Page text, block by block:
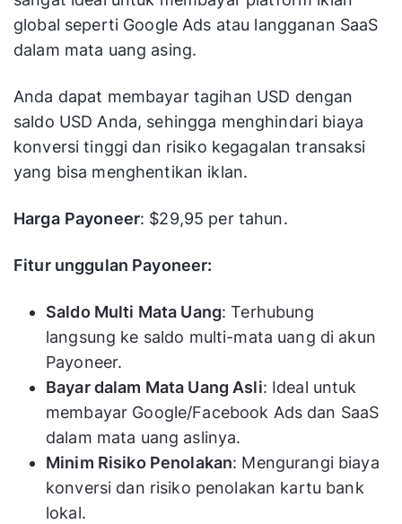
global seperti Google Ads atau langganan SaaS
dalam mata uang asing.
Anda dapat membayar tagihan USD dengan
saldo USD Anda, sehingga menghindari biaya
konversi tinggi dan risiko kegagalan transaksi
yang bisa menghentikan iklan.
Harga Payoneer: $29,95 per tahun.
Fitur unggulan Payoneer:
Saldo Multi Mata Uang: Terhubung
langsung ke saldo multi-mata uang di akun
Payoneer.
Bayar dalam Mata Uang Asli: Ideal untuk
membayar Google/Facebook Ads dan SaaS
dalam mata uang aslinya.
Minim Risiko Penolakan: Mengurangi biaya
konversi dan risiko penolakan kartu bank
lokal.